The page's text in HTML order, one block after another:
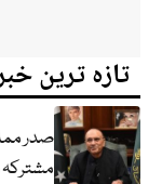
تازہ ترین
صدر